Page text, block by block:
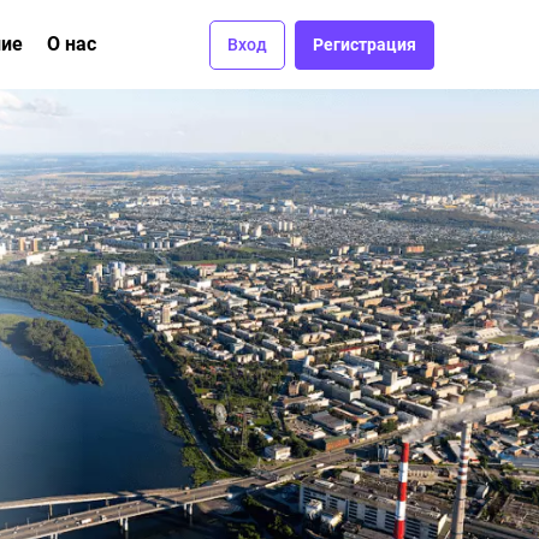
О нас
Отзывы
Контакты
Вход Регистрация